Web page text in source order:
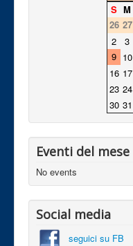
S M
26 27
2
3
9 10
16 17
23 24
30 31
Eventi del mese
No events
Social media
seguici su FB